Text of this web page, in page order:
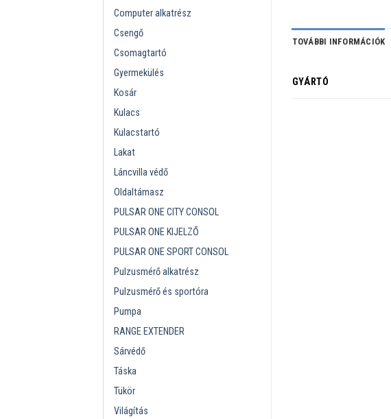
Computer alkatrész
Csengő
Csomagtartó
Gyermekülés
Kosár
Kulacs
Kulacstartó
Lakat
Láncvilla védő
Oldaltámasz
PULSAR ONE CITY CONSOL
PULSAR ONE KIJELZŐ
PULSAR ONE SPORT CONSOL
Pulzusmérő alkatrész
Pulzusmérő és sportóra
Pumpa
RANGE EXTENDER
Sárvédő
Táska
Tükör
Világítás
TOVÁBBI INFORMÁCIÓK
GYÁRTÓ